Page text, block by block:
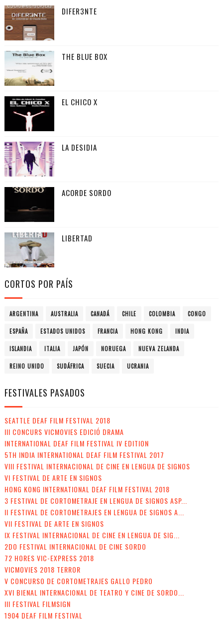
DIFER3NTE
THE BLUE BOX
EL CHICO X
LA DESIDIA
ACORDE SORDO
LIBERTAD
CORTOS POR PAÍS
ARGENTINA AUSTRALIA CANADÁ CHILE COLOMBIA CONGO
ESPAÑA ESTADOS UNIDOS FRANCIA HONG KONG INDIA
ISLANDIA ITALIA JAPÓN NORUEGA NUEVA ZELANDA
REINO UNIDO SUDÁFRICA SUECIA UCRANIA
FESTIVALES PASADOS
SEATTLE DEAF FILM FESTIVAL 2018
III CONCURS VICMOVIES EDICIÓ DRAMA
INTERNATIONAL DEAF FILM FESTIVAL IV EDITION
5TH INDIA INTERNATIONAL DEAF FILM FESTIVAL 2017
VIII FESTIVAL INTERNACIONAL DE CINE EN LENGUA DE SIGNOS
VI FESTIVAL DE ARTE EN SIGNOS
HONG KONG INTERNATIONAL DEAF FILM FESTIVAL 2018
3 FESTIVAL DE CORTOMETRAJE EN LENGUA DE SIGNOS ASP...
II FESTIVAL DE CORTOMETRAJES EN LENGUA DE SIGNOS A...
VII FESTIVAL DE ARTE EN SIGNOS
IX FESTIVAL INTERNACIONAL DE CINE EN LENGUA DE SIG...
2DO FESTIVAL INTERNACIONAL DE CINE SORDO
72 HORES VIC-EXPRESS 2018
VICMOVIES 2018 TERROR
V CONCURSO DE CORTOMETRAJES GALLO PEDRO
XVI BIENAL INTERNACIONAL DE TEATRO Y CINE DE SORDO...
III FESTIVAL FILMSIGN
1904 DEAF FILM FESTIVAL